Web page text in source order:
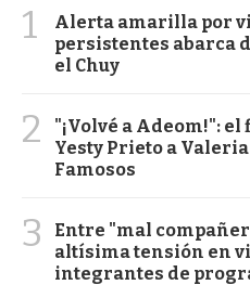
1
Alerta amarilla por
persistentes abarca
el Chuy
2
"¡Volvé a Adeom!":
Yesty Prieto a
Famosos
3
Entre "mal
altísima tensión en
integrantes de